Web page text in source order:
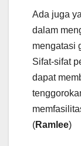
Ada juga
dalam
mengatasi
Sifat-sifat
dapat
(Ramlee)